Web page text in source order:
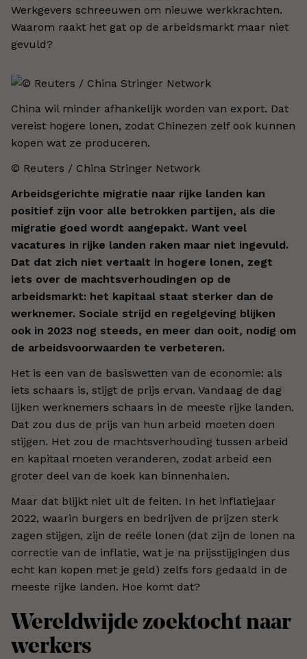
Werkgevers schreeuwen om nieuwe werkkrachten.
Waarom raakt het gat op de arbeidsmarkt maar niet
gevuld?
China wil minder afhankelijk worden van export. Dat
vereist hogere lonen, zodat Chinezen zelf ook kunnen
kopen wat ze produceren.
© Reuters / China Stringer Network
Arbeidsgerichte migratie naar rijke landen kan
positief zijn voor alle betrokken partijen, als die
migratie goed wordt aangepakt. Want veel
vacatures in rijke landen raken maar niet ingevuld.
Dat dat zich niet vertaalt in hogere lonen, zegt
iets over de machtsverhoudingen op de
arbeidsmarkt: het kapitaal staat sterker dan de
werknemer. Sociale strijd en regelgeving blijken
ook in 2023 nog steeds, en meer dan ooit, nodig om
de arbeidsvoorwaarden te verbeteren.
Het is een van de basiswetten van de economie: als
iets schaars is, stijgt de prijs ervan. Vandaag de dag
lijken werknemers schaars in de meeste rijke landen.
Dat zou dus de prijs van hun arbeid moeten doen
stijgen. Het zou de machtsverhouding tussen arbeid
en kapitaal moeten veranderen, zodat arbeid een
groter deel van de koek kan binnenhalen.
Maar dat blijkt niet uit de feiten. In het inflatiejaar
2022, waarin burgers en bedrijven de prijzen sterk
zagen stijgen, zijn de reële lonen (dat zijn de lonen na
correctie van de inflatie, wat je na prijsstijgingen dus
echt kan kopen met je geld) zelfs fors gedaald in de
meeste rijke landen. Hoe komt dat?
Wereldwijde zoektocht naar
werkers